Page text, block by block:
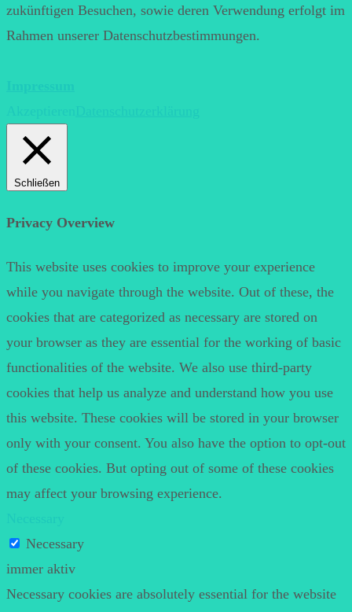
zukünftigen Besuchen, sowie deren Verwendung erfolgt im
Rahmen unserer Datenschutzbestimmungen.
Schließen
Privacy Overview
This website uses cookies to improve your experience
while you navigate through the website. Out of these, the
cookies that are categorized as necessary are stored on
your browser as they are essential for the working of basic
functionalities of the website. We also use third-party
cookies that help us analyze and understand how you use
this website. These cookies will be stored in your browser
only with your consent. You also have the option to opt-out
of these cookies. But opting out of some of these cookies
may affect your browsing experience.
Necessary
immer aktiv
Necessary cookies are absolutely essential for the website